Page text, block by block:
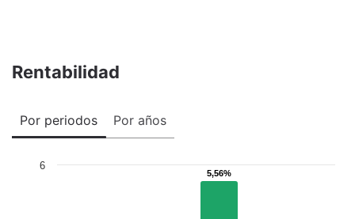
Rentabilidad
Por periodos Por años
5,56%
5,56%
6